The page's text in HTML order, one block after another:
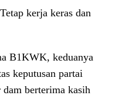
kerja keras dan
B1KWK, keduanya
keputusan partai
berterima kasih